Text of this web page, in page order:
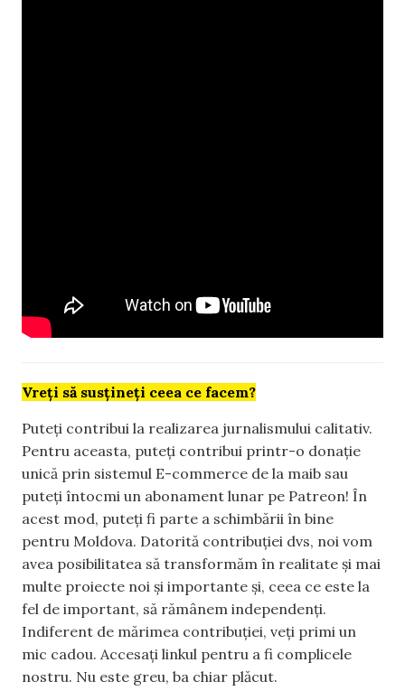
Vreți să susțineți ceea ce facem?
Puteți contribui la realizarea jurnalismului calitativ.
Pentru aceasta, puteți contribui printr-o donație
unică prin sistemul E-commerce de la maib sau
puteți întocmi un abonament lunar pe Patreon! În
acest mod, puteți fi parte a schimbării în bine
pentru Moldova. Datorită contribuției dvs, noi vom
avea posibilitatea să transformăm în realitate și mai
multe proiecte noi și importante și, ceea ce este la
fel de important, să rămânem independenți.
Indiferent de mărimea contribuției, veți primi un
mic cadou. Accesați linkul pentru a fi complicele
nostru. Nu este greu, ba chiar plăcut.